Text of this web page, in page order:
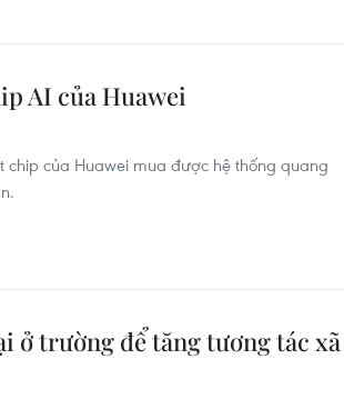
AI của Huawei
của Huawei mua được hệ thống quang
ở trường để tăng tương tác xã